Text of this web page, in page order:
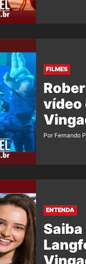
FILMES
vídeo
Por Fernando
ENTENDA